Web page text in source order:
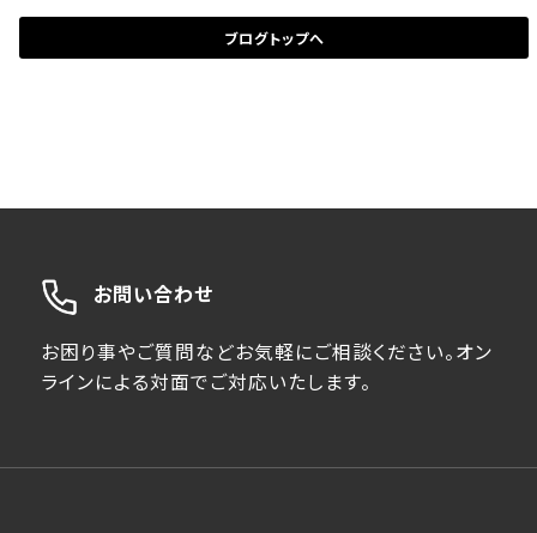
ブログトップへ
お問い合わせ
お困り事やご質問などお気軽にご相談ください。オン
ラインによる対面でご対応いたします。